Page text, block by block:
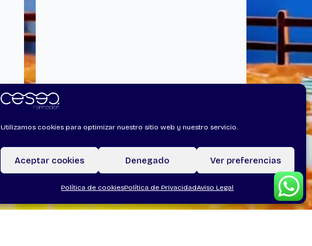
Utilizamos cookies para optimizar nuestro sitio web y nuestro servicio.
Aceptar cookies Denegado Ver preferencias
Política de cookiesPolítica de PrivacidadAviso Legal